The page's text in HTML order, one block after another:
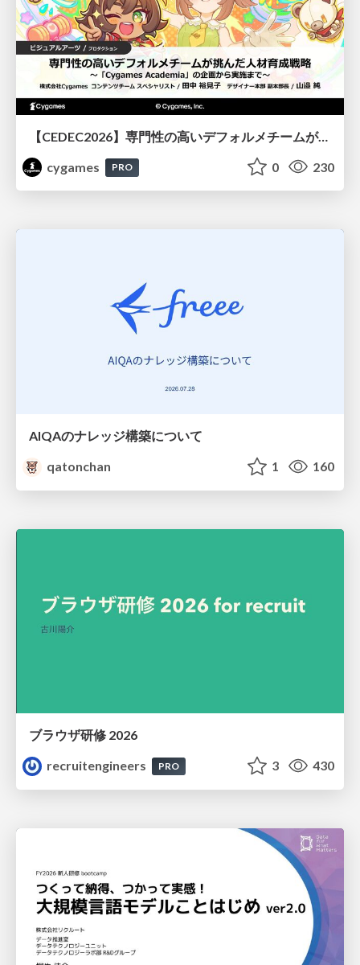
【CEDEC2026】専門性の高いデフォルメチームが挑んだ人材育成戦略 〜Cygames Academiaの企画から実施まで〜
cygames
PRO 0 230
AIQAのナレッジ構築について
qatonchan
1 160
ブラウザ研修 2026
recruitengineers
PRO 3 430